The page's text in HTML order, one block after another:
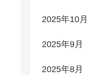
2025年10月
2025年9月
2025年8月